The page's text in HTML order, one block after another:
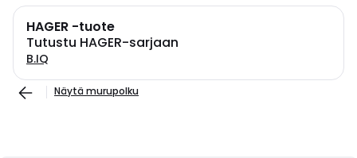
HAGER -tuote
Tutustu HAGER-sarjaan
B.IQ
Näytä murupolku